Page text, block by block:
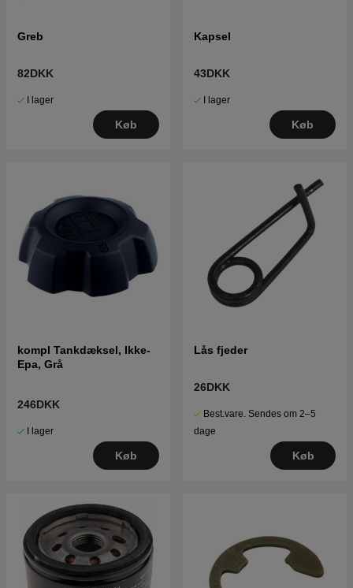
Greb
82DKK
I lager
Køb
Kapsel
43DKK
I lager
Køb
kompl Tankdæksel, Ikke-
Epa, Grå
246DKK
I lager
Køb
Lås fjeder
26DKK
Best.vare. Sendes om 2–5
dage
Køb